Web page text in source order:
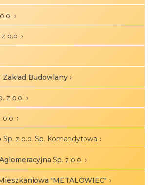
z o.o.
Zakład Budowlany
z o.o.
o.o.
Sp. z o.o. Sp. Komandytowa
Sp. z o.o.
"METALOWIEC"